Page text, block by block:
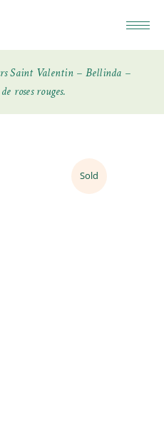
Saint Valentin – Bellinda –
roses rouges.
Sold